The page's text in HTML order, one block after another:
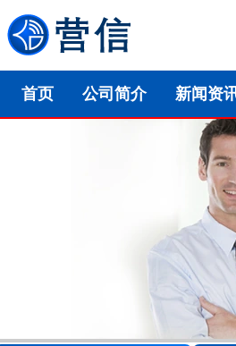
首页 公司简介 新闻资